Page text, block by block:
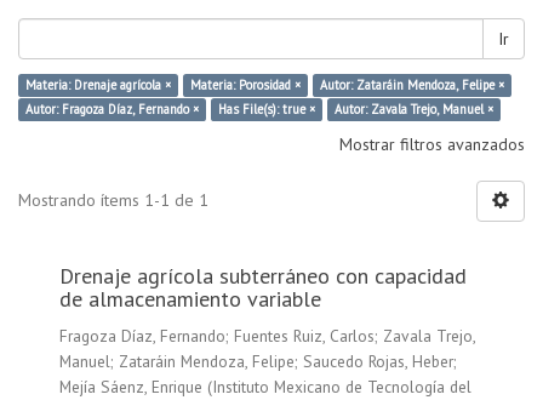
Ir
Materia: Drenaje agrícola × Materia: Porosidad ×
Autor: Zataráin Mendoza, Felipe ×
Autor: Fragoza Díaz, Fernando ×
Has File(s): true × Autor: Zavala Trejo, Manuel ×
Mostrar filtros avanzados
Mostrando ítems 1-1 de 1
Drenaje agrícola subterráneo con capacidad
de almacenamiento variable
Fragoza Díaz, Fernando; Fuentes Ruiz, Carlos; Zavala Trejo,
Manuel; Zataráin Mendoza, Felipe; Saucedo Rojas, Heber;
Mejía Sáenz, Enrique (Instituto Mexicano de Tecnología del